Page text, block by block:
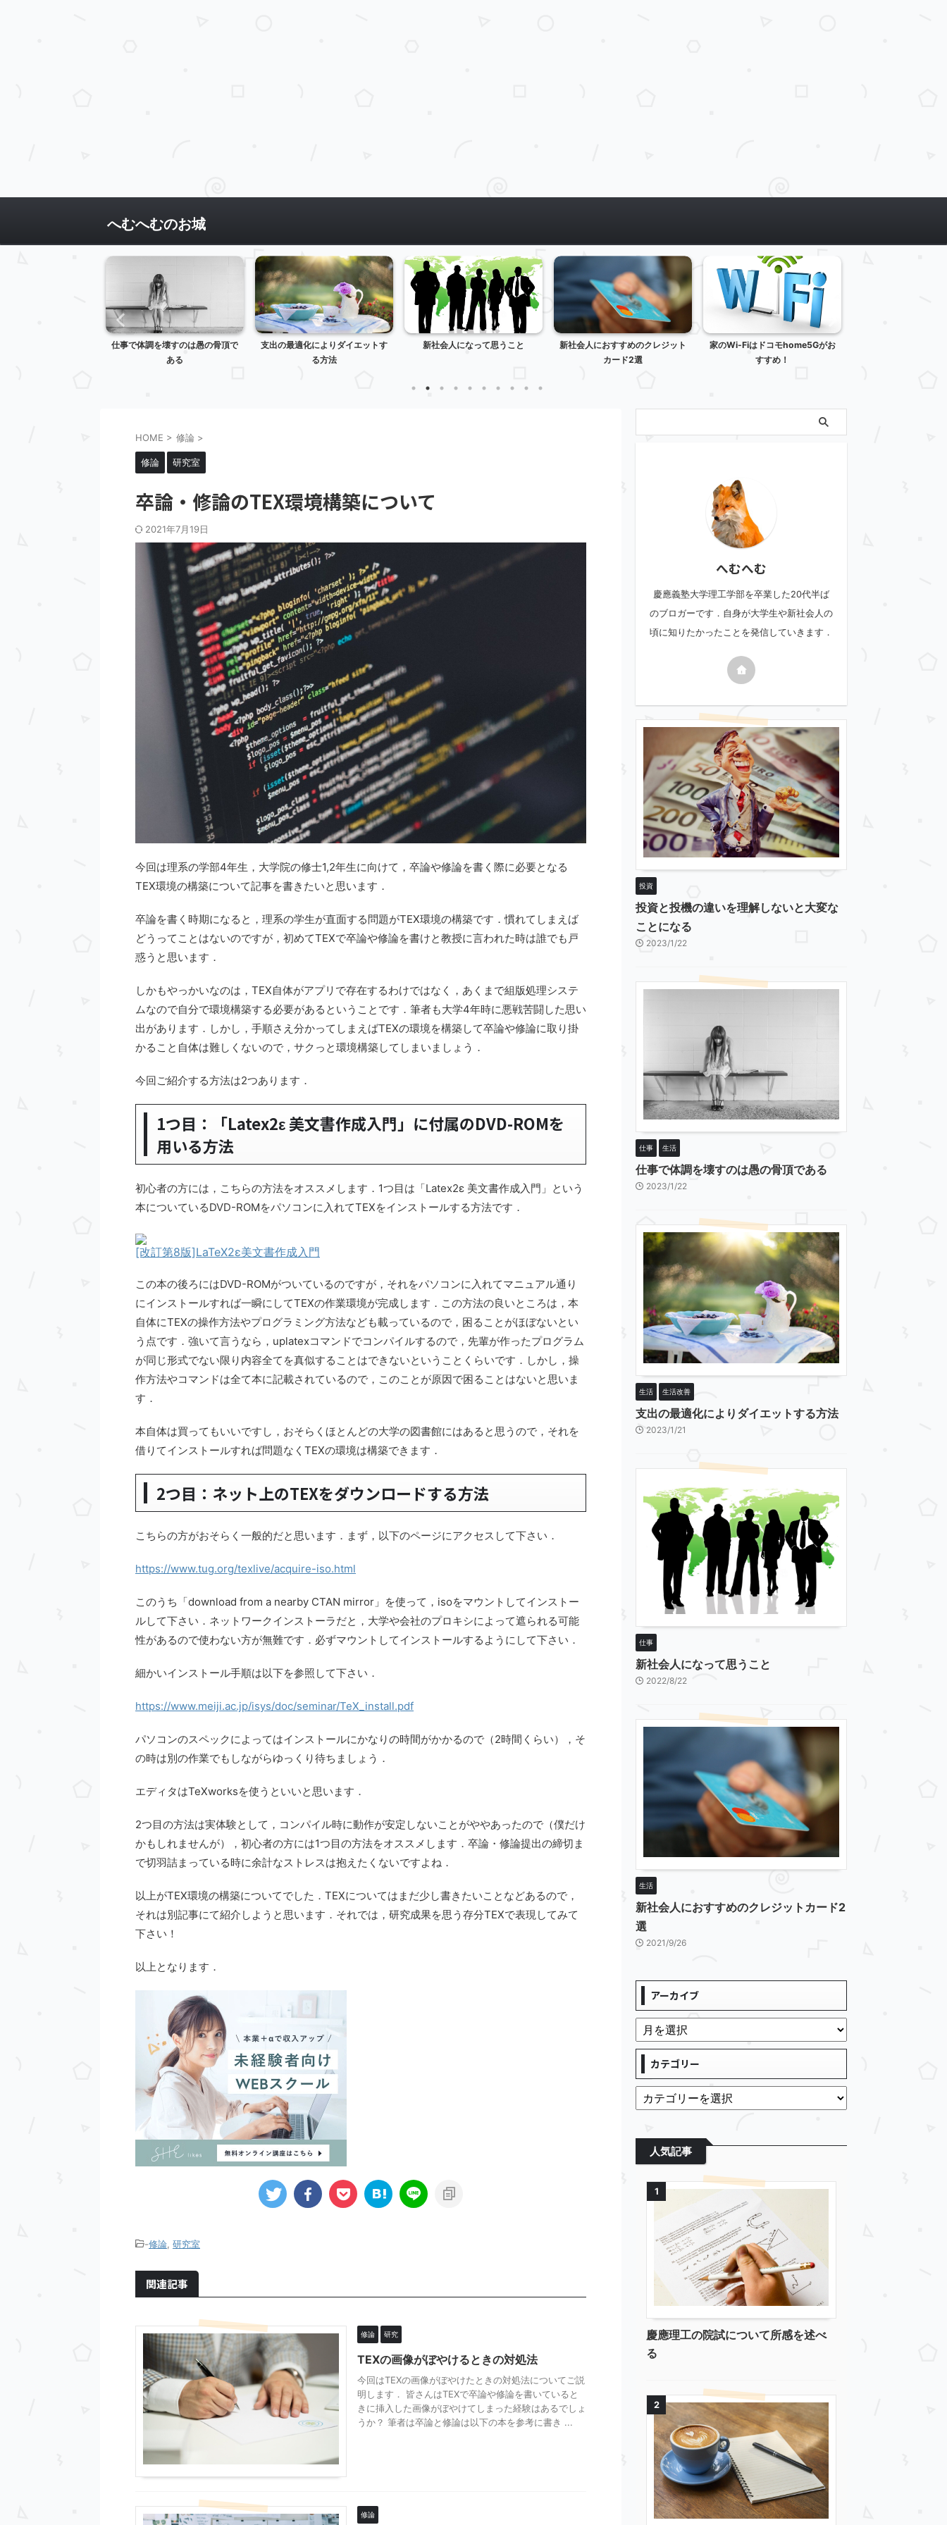
へむへむのお城
仕事で体調を壊すのは愚の骨頂で
ある
支出の最適化によりダイエットす
る方法
新社会人になって思うこと
新社会人におすすめのクレジット
カード2選
家のWi-Fiはドコモhome5Gがお
すすめ！
HOME > 修論 >
修論 研究室
卒論・修論のTEX環境構築について
2021年7月19日
今回は理系の学部4年生，大学院の修士1,2年生に向けて，卒論や修論を書く際に必要となる
TEX環境の構築について記事を書きたいと思います．
卒論を書く時期になると，理系の学生が直面する問題がTEX環境の構築です．慣れてしまえば
どうってことはないのですが，初めてTEXで卒論や修論を書けと教授に言われた時は誰でも戸
惑うと思います．
しかもやっかいなのは，TEX自体がアプリで存在するわけではなく，あくまで組版処理システ
ムなので自分で環境構築する必要があるということです．筆者も大学4年時に悪戦苦闘した思い
出があります．しかし，手順さえ分かってしまえばTEXの環境を構築して卒論や修論に取り掛
かること自体は難しくないので，サクっと環境構築してしまいましょう．
今回ご紹介する方法は2つあります．
1つ目：「Latex2ε 美文書作成入門」に付属のDVD-ROMを
用いる方法
初心者の方には，こちらの方法をオススメします．1つ目は「Latex2ε 美文書作成入門」という
本についているDVD-ROMをパソコンに入れてTEXをインストールする方法です．
[改訂第8版]LaTeX2ε美文書作成入門
この本の後ろにはDVD-ROMがついているのですが，それをパソコンに入れてマニュアル通り
にインストールすれば一瞬にしてTEXの作業環境が完成します．この方法の良いところは，本
自体にTEXの操作方法やプログラミング方法なども載っているので，困ることがほぼないとい
う点です．強いて言うなら，uplatexコマンドでコンパイルするので，先輩が作ったプログラム
が同じ形式でない限り内容全てを真似することはできないということくらいです．しかし，操
作方法やコマンドは全て本に記載されているので，このことが原因で困ることはないと思いま
す．
本自体は買ってもいいですし，おそらくほとんどの大学の図書館にはあると思うので，それを
借りてインストールすれば問題なくTEXの環境は構築できます．
2つ目：ネット上のTEXをダウンロードする方法
こちらの方がおそらく一般的だと思います．まず，以下のページにアクセスして下さい．
https://www.tug.org/texlive/acquire-iso.html
このうち「download from a nearby CTAN mirror」を使って，isoをマウントしてインストー
ルして下さい．ネットワークインストーラだと，大学や会社のプロキシによって遮られる可能
性があるので使わない方が無難です．必ずマウントしてインストールするようにして下さい．
細かいインストール手順は以下を参照して下さい．
https://www.meiji.ac.jp/isys/doc/seminar/TeX_install.pdf
パソコンのスペックによってはインストールにかなりの時間がかかるので（2時間くらい），そ
の時は別の作業でもしながらゆっくり待ちましょう．
エディタはTeXworksを使うといいと思います．
2つ目の方法は実体験として，コンパイル時に動作が安定しないことがややあったので（僕だけ
かもしれませんが），初心者の方には1つ目の方法をオススメします．卒論・修論提出の締切ま
で切羽詰まっている時に余計なストレスは抱えたくないですよね．
以上がTEX環境の構築についてでした．TEXについてはまだ少し書きたいことなどあるので，
それは別記事にて紹介しようと思います．それでは，研究成果を思う存分TEXで表現してみて
下さい！
以上となります．
-修論, 研究室
関連記事
修論 研究
TEXの画像がぼやけるときの対処法
今回はTEXの画像がぼやけたときの対処法についてご説
明します． 皆さんはTEXで卒論や修論を書いていると
きに挿入した画像がぼやけてしまった経験はあるでしょ
うか？ 筆者は卒論と修論は以下の本を参考に書き ...
修論
へむへむ
慶應義塾大学理工学部を卒業した20代半ば
のブロガーです．自身が大学生や新社会人の
頃に知りたかったことを発信していきます．
投資
投資と投機の違いを理解しないと大変な
ことになる
2023/1/22
仕事 生活
仕事で体調を壊すのは愚の骨頂である
2023/1/22
生活 生活改善
支出の最適化によりダイエットする方法
2023/1/21
仕事
新社会人になって思うこと
2022/8/22
生活
新社会人におすすめのクレジットカード2
選
2021/9/26
アーカイブ
カテゴリー
人気記事
1
慶應理工の院試について所感を述べ
る
2